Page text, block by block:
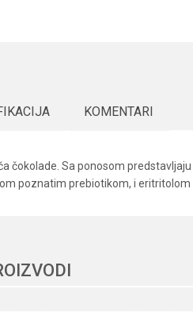
KOMENTARI
čokolade. Sa ponosom
poznatim prebiotikom, i